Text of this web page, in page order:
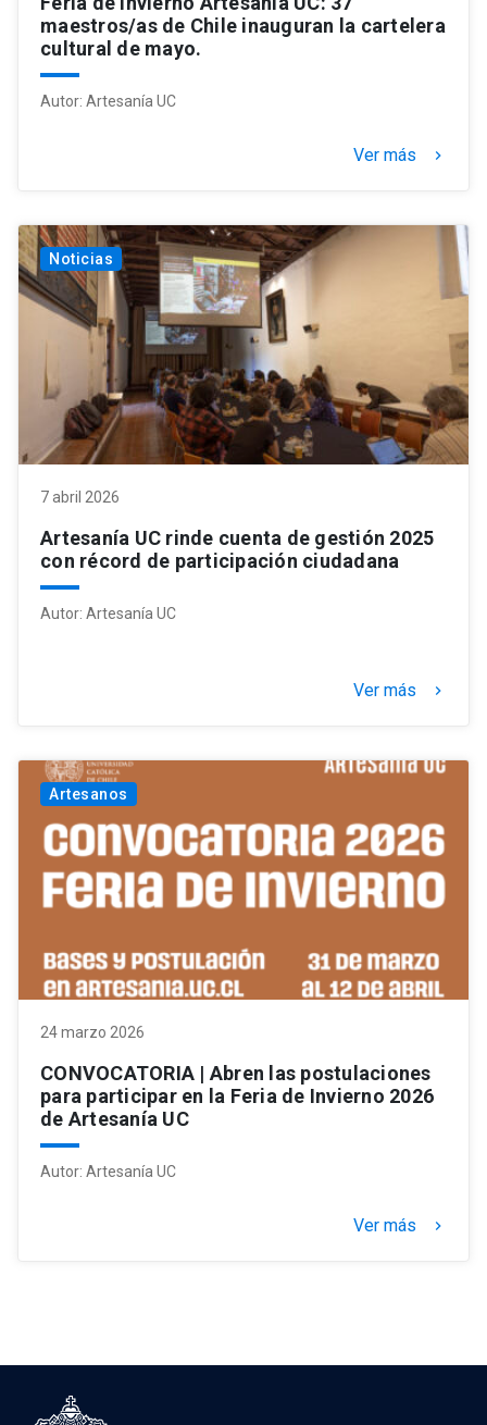
maestros/as de Chile inauguran la cartelera
cultural de mayo.
Autor: Artesanía UC
Ver más keyboard_arrow_right
Noticias
7 abril 2026
Artesanía UC rinde cuenta de gestión 2025
con récord de participación ciudadana
Autor: Artesanía UC
Ver más keyboard_arrow_right
Artesanos
24 marzo 2026
CONVOCATORIA | Abren las postulaciones
para participar en la Feria de Invierno 2026
de Artesanía UC
Autor: Artesanía UC
Ver más keyboard_arrow_right